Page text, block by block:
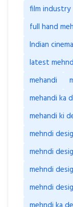
film industry
full hand
Indian cinema
latest
mehandi
mehandi ka
mehandi ki
mehndi
mehndi
mehndi
mehndi